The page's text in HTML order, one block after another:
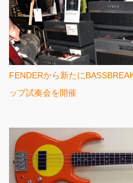
FENDERから新たに
ップ試奏会を開催